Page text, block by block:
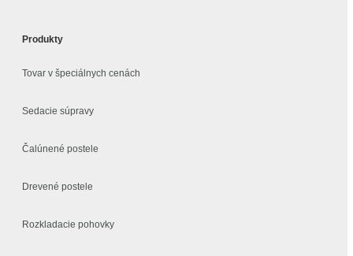
Produkty
Tovar v špeciálnych cenách
Sedacie súpravy
Čalúnené postele
Drevené postele
Rozkladacie pohovky